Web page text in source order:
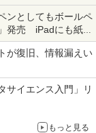
て
ンとしてもボールペ
発売 iPadにも紙に
が復旧、情報漏えい
サイエンス入門」リ
もっと見る